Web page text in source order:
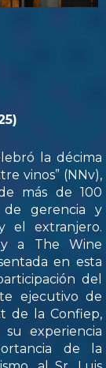
la décima
vinos” (NNv),
más de 100
de gerencia y
el extranjero.
y a The Wine
en esta
del
ejecutivo de
de la Confiep,
experiencia
de la